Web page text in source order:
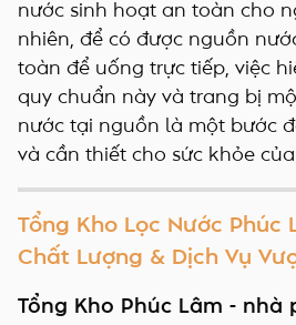
nước sinh hoạt an toàn cho
nhiên, để có được nguồn
toàn để uống trực tiếp, việc
quy chuẩn này và trang bị
nước tại nguồn là một bước
và cần thiết cho sức khỏe
Tổng Kho Lọc Nước Phúc
Chất Lượng & Dịch Vụ
Tổng Kho Phúc Lâm - nhà